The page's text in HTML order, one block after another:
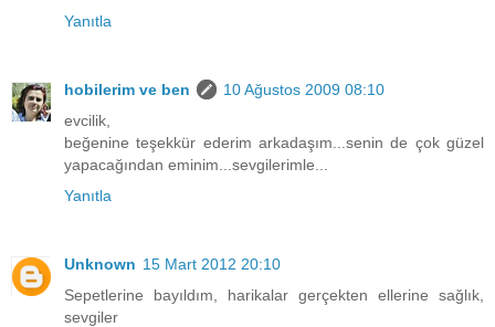
Yanıtla
hobilerim ve ben
10 Ağustos 2009 08:10
evcilik,
beğenine teşekkür ederim arkadaşım...senin de çok güzel
yapacağından eminim...sevgilerimle...
Yanıtla
Unknown 15 Mart 2012 20:10
Sepetlerine bayıldım, harikalar gerçekten ellerine sağlık,
sevgiler